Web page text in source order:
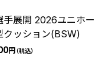
手展開 2026ユニホー
クッション(BSW)
円（税込）